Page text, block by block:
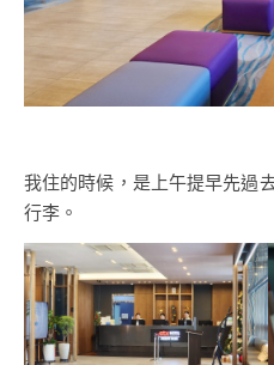
我住的時候，是上午提早先過
行李。